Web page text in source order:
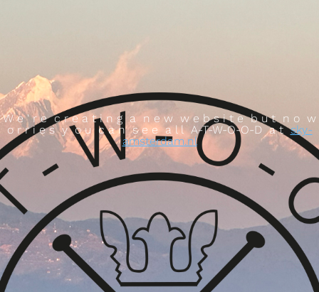
W e ' r e c r e a t i n g a n e w w e b s i t e b u t n o w
o r r i e s y o u c a n s e e a l l A-T-W-O-O-D a tsky-
amsterdam.nl